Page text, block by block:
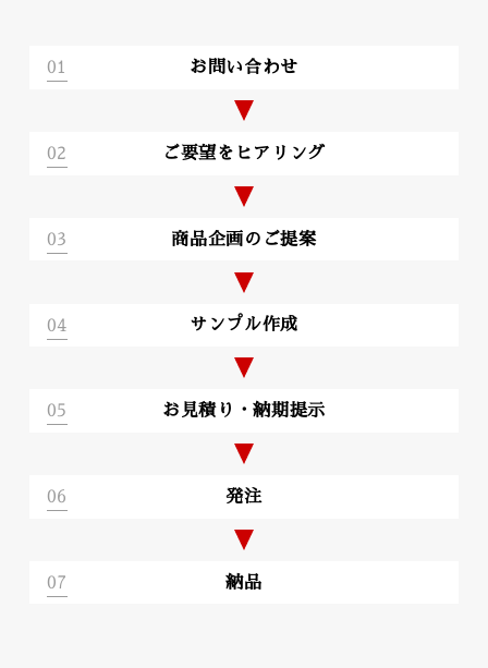
01 お問い合わせ
02 ご要望をヒアリング
03 商品企画のご提案
04 サンプル作成
05 お見積り・納期提示
06 発注
07 納品